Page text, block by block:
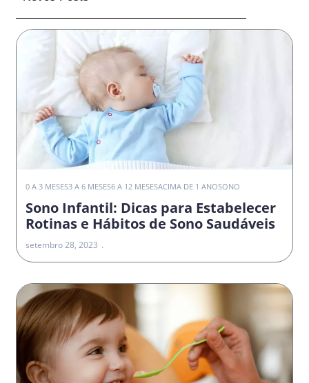
0 A 3 MESES3 A 6 MESES6 A 12 MESESACIMA DE 1 ANOSONO
Sono Infantil: Dicas para Estabelecer
Rotinas e Hábitos de Sono Saudáveis
setembro 28, 2023